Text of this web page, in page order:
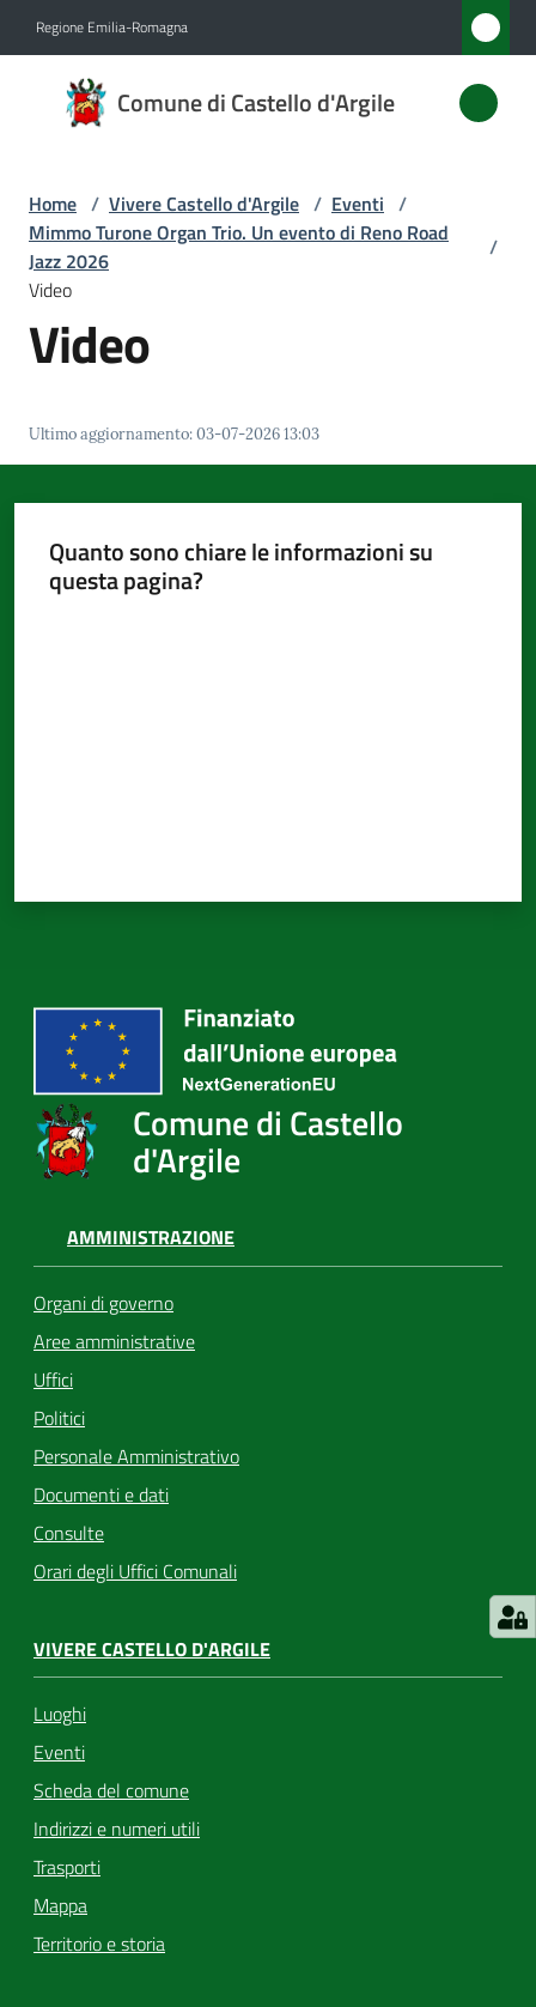
Regione Emilia-Romagna
Comune di Castello d'Argile
Comune
di
d'Argile
Amministrazione
Novità
Servizi
d'Argile
Menu selezionato
Home / Vivere Castello d'Argile / Eventi /
Mimmo Turone Organ Trio. Un evento di Reno Road
Jazz 2026
/
Video
Video
Ultimo aggiornamento:03-07-2026 13:03
Quanto sono chiare le informazioni su
questa pagina?
Comune di Castello
d'Argile
AMMINISTRAZIONE
Organi di governo
Aree amministrative
Uffici
Politici
Personale Amministrativo
Documenti e dati
Consulte
Orari degli Uffici Comunali
VIVERE CASTELLO D'ARGILE
Luoghi
Eventi
Scheda del comune
Indirizzi e numeri utili
Trasporti
Mappa
Territorio e storia